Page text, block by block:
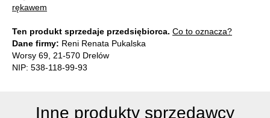
rękawem
Ten produkt sprzedaje przedsiębiorca. Co to oznacza?
Dane firmy: Reni Renata Pukalska
Worsy 69, 21-570 Drelów
NIP: 538-118-99-93
Inne produkty sprzedawcy